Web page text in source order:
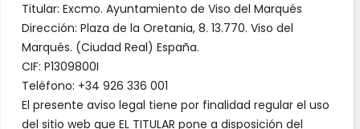
Titular: Excmo. Ayuntamiento de Viso del Marqués
Dirección: Plaza de la Oretania, 8. 13.770. Viso del
Marqués. (Ciudad Real) España.
CIF: P1309800I
Teléfono: +34 926 336 001
El presente aviso legal tiene por finalidad regular el uso
del sitio web que EL TITULAR pone a disposición del